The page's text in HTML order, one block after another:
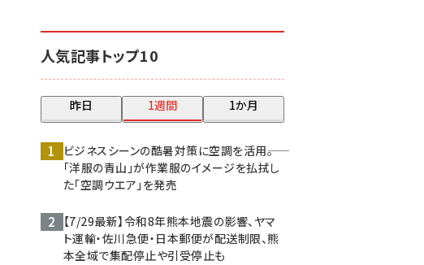
人気記事トップ10
昨日 1週間 1か月
ビジネスシーンの酷暑対策に空調を活用――。
「洋服の青山」が作業服のイメージを払拭し
た「空調ウエア」を発売
【7/29最新】令和8年熊本地震の影響、ヤマ
ト運輸・佐川急便・日本郵便が配送制限、熊
本全域で集配停止や引受停止も